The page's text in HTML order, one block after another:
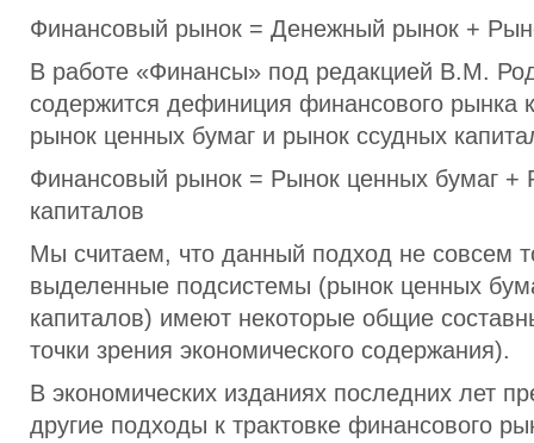
Финансовый рынок = Денежный рынок +
В работе «Финансы» под редакцией В.М.
содержится дефиниция финансового рынка
рынок ценных бумаг и рынок ссудных
Финансовый рынок = Рынок ценных бумаг +
капиталов
Мы считаем, что данный подход не совсем
выделенные подсистемы (рынок ценных
капиталов) имеют некоторые общие
точки зрения экономического содержания).
В экономических изданиях последних лет
другие подходы к трактовке финансового